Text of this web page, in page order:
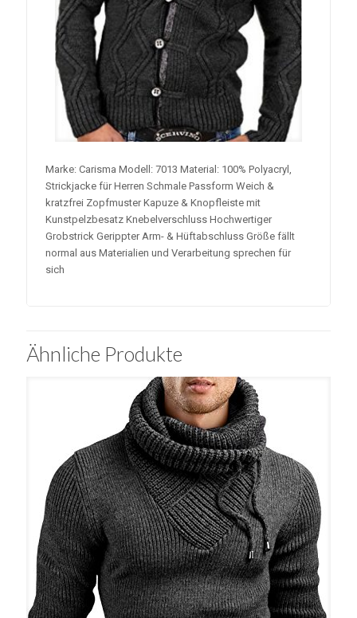
Marke: Carisma Modell: 7013 Material: 100% Polyacryl,
Strickjacke für Herren Schmale Passform Weich &
kratzfrei Zopfmuster Kapuze & Knopfleiste mit
Kunstpelzbesatz Knebelverschluss Hochwertiger
Grobstrick Gerippter Arm- & Hüftabschluss Größe fällt
normal aus Materialien und Verarbeitung sprechen für
sich
Ähnliche Produkte